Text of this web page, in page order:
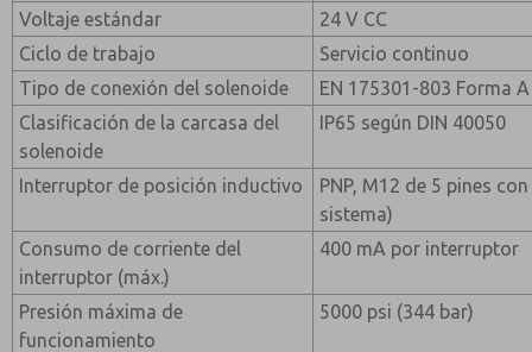
Voltaje estándar
24 V CC
Ciclo de trabajo
Servicio continuo
Tipo de conexión del solenoide
EN 175301-803 Forma A
Clasificación de la carcasa del
solenoide
IP65 según DIN 40050
Interruptor de posición inductivo
PNP, M12 de 5 pines
sistema)
Consumo de corriente del
interruptor (máx.)
400 mA por interruptor
Presión máxima de
funcionamiento
5000 psi (344 bar)